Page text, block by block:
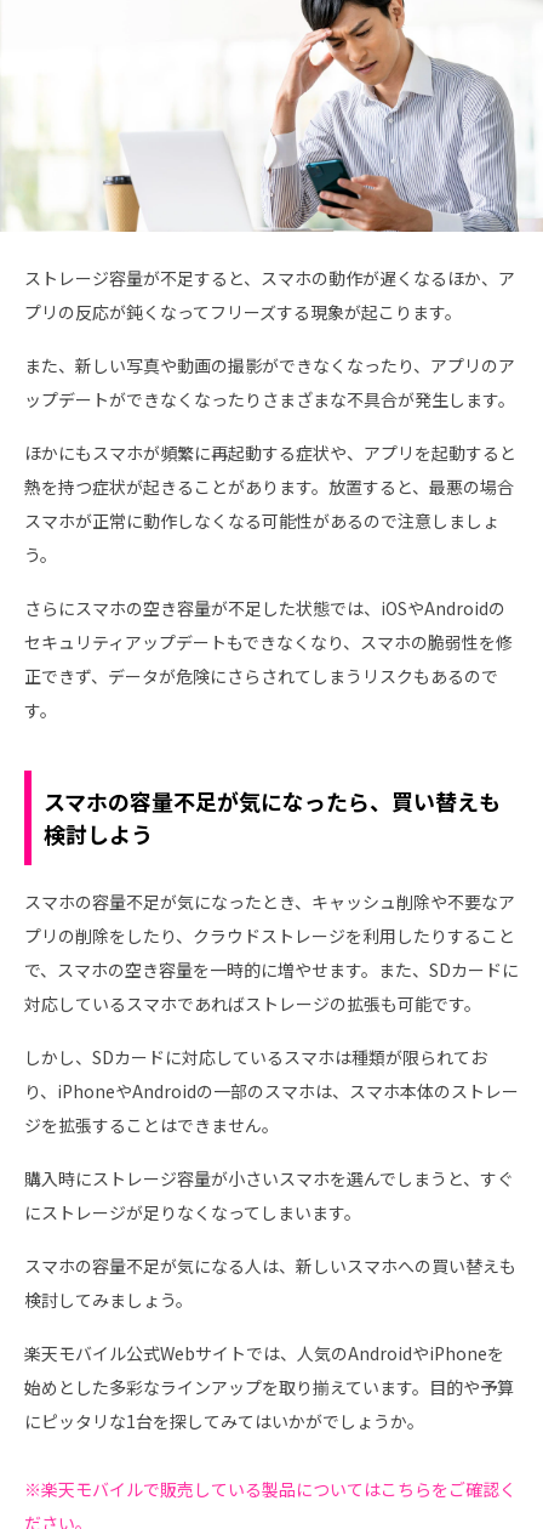
ストレージ容量が不足すると、スマホの動作が遅くなるほか、ア
プリの反応が鈍くなってフリーズする現象が起こります。
また、新しい写真や動画の撮影ができなくなったり、アプリのア
ップデートができなくなったりさまざまな不具合が発生します。
ほかにもスマホが頻繁に再起動する症状や、アプリを起動すると
熱を持つ症状が起きることがあります。放置すると、最悪の場合
スマホが正常に動作しなくなる可能性があるので注意しましょ
う。
さらにスマホの空き容量が不足した状態では、iOSやAndroidの
セキュリティアップデートもできなくなり、スマホの脆弱性を修
正できず、データが危険にさらされてしまうリスクもあるので
す。
スマホの容量不足が気になったら、買い替えも
検討しよう
スマホの容量不足が気になったとき、キャッシュ削除や不要なア
プリの削除をしたり、クラウドストレージを利用したりすること
で、スマホの空き容量を一時的に増やせます。また、SDカードに
対応しているスマホであればストレージの拡張も可能です。
しかし、SDカードに対応しているスマホは種類が限られてお
り、iPhoneやAndroidの一部のスマホは、スマホ本体のストレー
ジを拡張することはできません。
購入時にストレージ容量が小さいスマホを選んでしまうと、すぐ
にストレージが足りなくなってしまいます。
スマホの容量不足が気になる人は、新しいスマホへの買い替えも
検討してみましょう。
楽天モバイル公式Webサイトでは、人気のAndroidやiPhoneを
始めとした多彩なラインアップを取り揃えています。目的や予算
にピッタリな1台を探してみてはいかがでしょうか。
※楽天モバイルで販売している製品についてはこちらをご確認く
ださい。